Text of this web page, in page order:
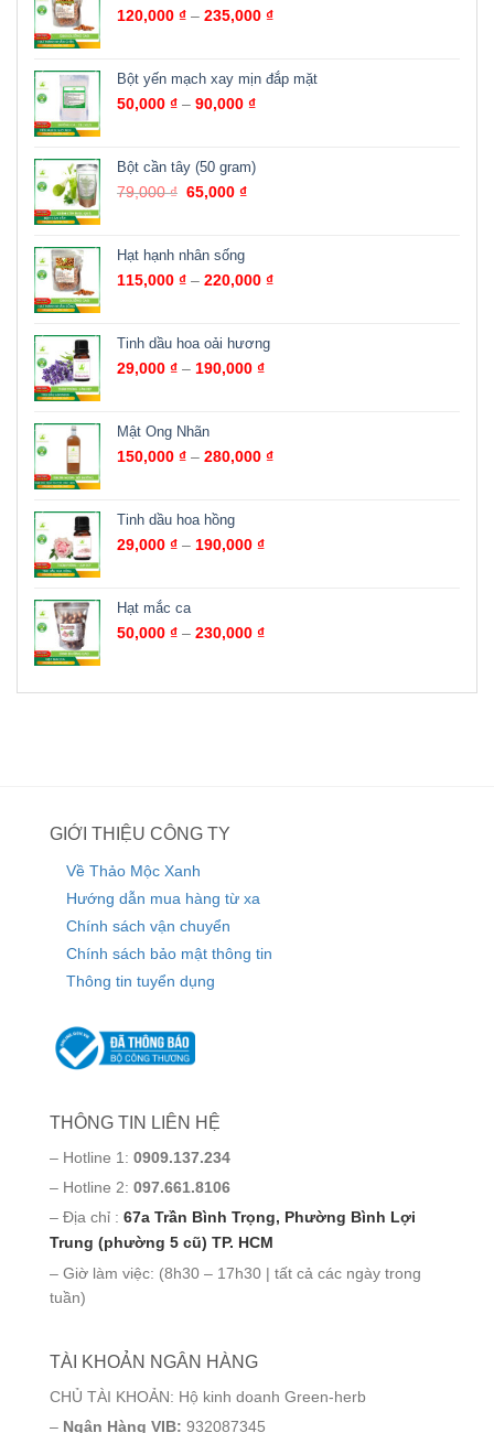
120,000 ₫ – 235,000 ₫
Bột yến mạch xay mịn đắp mặt
50,000 ₫ – 90,000 ₫
Bột cần tây (50 gram)
79,000₫ 65,000₫
Hạt hạnh nhân sống
115,000 ₫ – 220,000 ₫
Tinh dầu hoa oải hương
29,000 ₫ – 190,000 ₫
Mật Ong Nhãn
150,000 ₫ – 280,000 ₫
Tinh dầu hoa hồng
29,000 ₫ – 190,000 ₫
Hạt mắc ca
50,000 ₫ – 230,000 ₫
GIỚI THIỆU CÔNG TY
Về Thảo Mộc Xanh
Hướng dẫn mua hàng từ xa
Chính sách vận chuyển
Chính sách bảo mật thông tin
Thông tin tuyển dụng
THÔNG TIN LIÊN HỆ
– Hotline 1: 0909.137.234
– Hotline 2: 097.661.8106
– Địa chỉ : 67a Trần Bình Trọng, Phường Bình Lợi
Trung (phường 5 cũ) TP. HCM
– Giờ làm việc: (8h30 – 17h30 | tất cả các ngày trong
tuần)
TÀI KHOẢN NGÂN HÀNG
CHỦ TÀI KHOẢN: Hộ kinh doanh Green-herb
– Ngân Hàng VIB: 932087345